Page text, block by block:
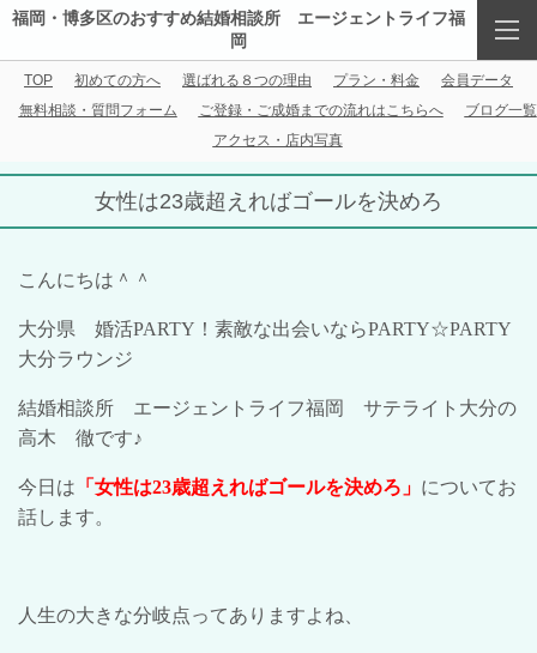
福岡・博多区のおすすめ結婚相談所 エージェントライフ福
岡
TOP 初めての方へ 選ばれる８つの理由 プラン・料金
会員データ
無料相談・質問フォーム
ご登録・ご成婚までの流れはこちらへ
ブログ一覧
アクセス・店内写真
女性は23歳超えればゴールを決めろ
こんにちは＾＾
大分県 婚活PARTY ！素敵な出会いならPARTY☆PARTY
大分ラウンジ
結婚相談所 エージェントライフ福岡 サテライト大分の
高木 徹です♪
今日は 「女性は23歳超えればゴールを決めろ」 についてお
話します。
人生の大きな分岐点ってありますよね、